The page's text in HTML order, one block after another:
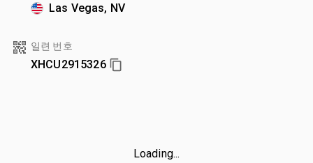
Las Vegas, NV
일련 번호
XHCU2915326
Loading...